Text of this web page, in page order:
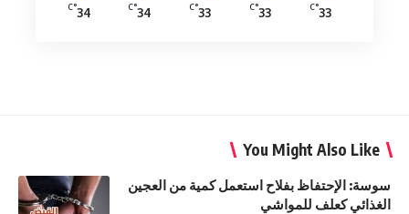
33
°C
33
°C
33
°C
34
°C
34
°C
You Might Also Like
سوسة: الإحتفاظ بفلاح استعمل كمية من العجين
الغذائي كعلف للمواشي